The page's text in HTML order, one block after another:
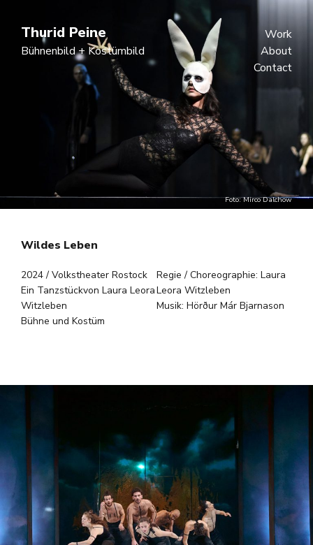
Thurid Peine
Bühnenbild + Kostümbild
Work
About
Contact
Foto: Mirco Dalchow
Wildes Leben
2024 / Volkstheater Rostock
Ein Tanzstückvon Laura Leora
Witzleben
Bühne und Kostüm
Regie / Choreographie: Laura
Leora Witzleben
Musik: Hörður Már Bjarnason